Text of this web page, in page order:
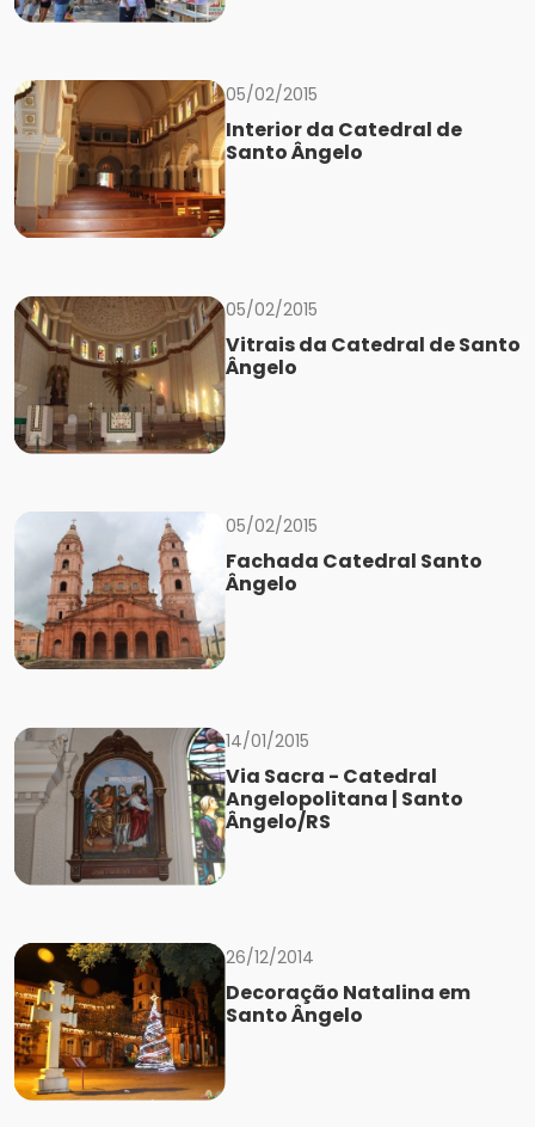
05/02/2015
Interior da Catedral de
Santo Ângelo
05/02/2015
Vitrais da Catedral de Santo
Ângelo
05/02/2015
Fachada Catedral Santo
Ângelo
14/01/2015
Via Sacra - Catedral
Angelopolitana | Santo
Ângelo/RS
26/12/2014
Decoração Natalina em
Santo Ângelo